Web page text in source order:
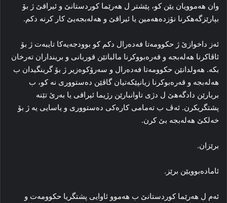
وان هه‌موویان یێن کو، پێشتر ل هه‌رێما کوردستانێ و ئیراقێ ژ بۆ
بپارێزگه‌هکرنا نۆزده‌هه‌مین یا ئیراقێ و هه‌له‌بجه‌یێ کار کرنه‌ دکم.
ئه‌ز داخوازێ ژ حکوومه‌تا فه‌ده‌رال دکم کو بوودجه‌یه‌کا تایبه‌ت ژ بۆ
ئاڤاکرنا هه‌له‌بجه‌ و قه‌ره‌بووکرنا مالباتێن قوربانی و برینداران ته‌رخان
بکه‌. هه‌ولدانێن حکوومه‌تا فه‌ده‌رال و سه‌رۆکوه‌زیر ژ بۆ گرینگیدان ب
هه‌له‌بجه‌ و قه‌ره‌بوکرنا زیانپێکه‌تیان گاڤێن ده‌ستووری نه‌ کو، ب
بریارێن دادگه‌هێ ل دژی تاوانبارێن رژیما ئیراقی یا به‌رێ تێنه‌
پشتگریکرن. ئه‌ڤ ب ته‌مامی کاره‌کی ده‌ستووری و یاسایی یه‌ ژ بۆ
خه‌لکێ هه‌له‌بجه‌ بێ کرن.
برێزان.
ئاماده‌بوویێن برێز.
ئه‌م ل هه‌رێما کوردستانێ ب هه‌موو ئاوایی پشتگریا حکوومه‌ت و